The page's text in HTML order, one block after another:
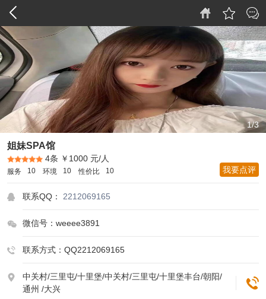
1/3
姐妹SPA馆
4条 ￥1000 元/人
10
服务 10
环境 10
性价比 我要点评
联系QQ： 2212069165
微信号：weeee3891
联系方式：QQ2212069165
中关村/三里屯/十里堡/中关村/三里屯/十里堡丰台/朝阳/
通州 /大兴